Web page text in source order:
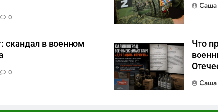
0
Саша
скандал в военном
0
Что
Саша